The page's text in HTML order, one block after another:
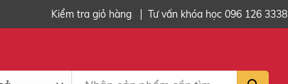
Kiểm tra giỏ hàng Tư vấn khóa học 096 126 3338